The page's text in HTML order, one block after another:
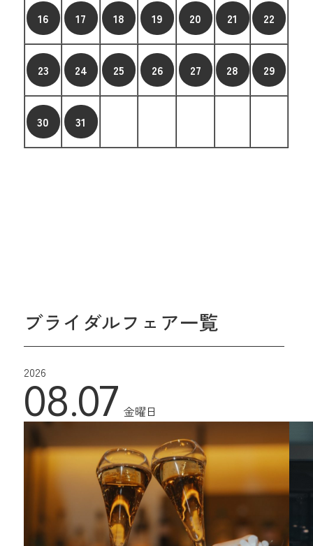
16 17 18 19 20 21 22
23 24 25 26 27 28 29
30 31
ブライダルフェア一覧
2026
08.07 金曜日